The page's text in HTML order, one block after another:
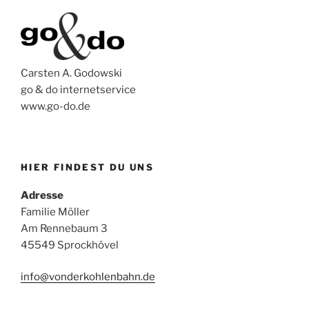
Carsten A. Godowski
go & do internetservice
www.go-do.de
HIER FINDEST DU UNS
Adresse
Familie Möller
Am Rennebaum 3
45549 Sprockhövel
info@vonderkohlenbahn.de